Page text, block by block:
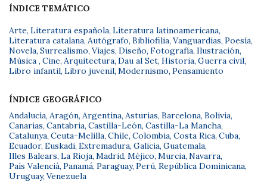
ÍNDICE TEMÁTICO
Arte, Literatura española, Literatura latinoamericana,
Literatura catalana, Autógrafo, Bibliofilia, Vanguardias, Poesía,
Novela, Surrealismo, Viajes, Diseño, Fotografía, Ilustración,
Música , Cine, Arquitectura, Dau al Set, Historia, Guerra civil,
Libro infantil, Libro juvenil, Modernismo, Pensamiento
ÍNDICE GEOGRÁFICO
Andalucía, Aragón, Argentina, Asturias, Barcelona, Bolivia,
Canarias, Cantabria, Castilla-León, Castilla-La Mancha,
Catalunya, Ceuta-Melilla, Chile, Colombia, Costa Rica, Cuba,
Ecuador, Euskadi, Extremadura, Galicia, Guatemala,
Illes Balears, La Rioja, Madrid, Méjico, Murcia, Navarra,
País Valencià, Panamá, Paraguay, Perú, República Dominicana,
Uruguay, Venezuela